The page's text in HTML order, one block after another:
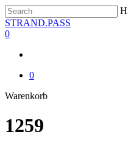
Skip
to
main
Close
Search
STRAND.PASS
0
0
WarenkorbClose
1259